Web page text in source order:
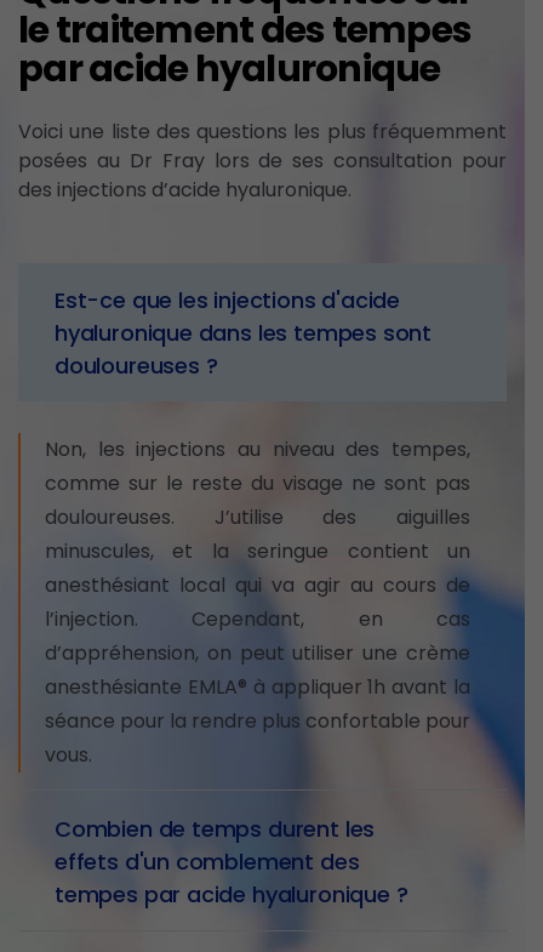
le traitement des tempes
par acide hyaluronique
Voici une liste des questions les plus fréquemment
posées au Dr Fray lors de ses consultation pour
des injections d’acide hyaluronique.
Est-ce que les injections d'acide
hyaluronique dans les tempes sont
douloureuses ?
Non, les injections au niveau des tempes,
comme sur le reste du visage ne sont pas
douloureuses. J’utilise des aiguilles
minuscules, et la seringue contient un
anesthésiant local qui va agir au cours de
l’injection. Cependant, en cas
d’appréhension, on peut utiliser une crème
anesthésiante EMLA® à appliquer 1h avant la
séance pour la rendre plus confortable pour
vous.
Combien de temps durent les
effets d'un comblement des
tempes par acide hyaluronique ?